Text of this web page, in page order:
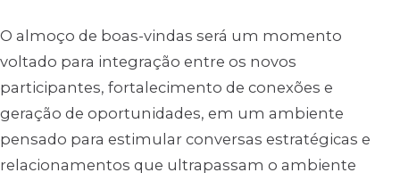
O almoço de boas-vindas será um momento
voltado para integração entre os novos
participantes, fortalecimento de conexões e
geração de oportunidades, em um ambiente
pensado para estimular conversas estratégicas e
relacionamentos que ultrapassam o ambiente